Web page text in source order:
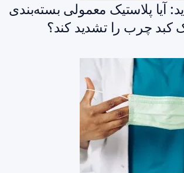
آیا پلاستیک معمولی بسته‌بندی
کبد چرب را تشدید کند؟